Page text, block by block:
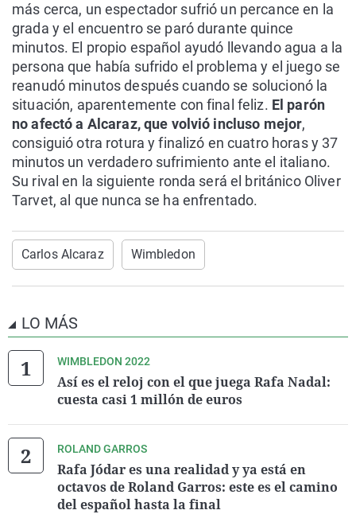
más cerca, un espectador sufrió un percance en la
grada y el encuentro se paró durante quince
minutos. El propio español ayudó llevando agua a la
persona que había sufrido el problema y el juego se
reanudó minutos después cuando se solucionó la
situación, aparentemente con final feliz. El parón
no afectó a Alcaraz, que volvió incluso mejor,
consiguió otra rotura y finalizó en cuatro horas y 37
minutos un verdadero sufrimiento ante el italiano.
Su rival en la siguiente ronda será el británico Oliver
Tarvet, al que nunca se ha enfrentado.
Carlos Alcaraz Wimbledon
LO MÁS
WIMBLEDON 2022
Así es el reloj con el que juega Rafa Nadal:
cuesta casi 1 millón de euros
ROLAND GARROS
Rafa Jódar es una realidad y ya está en
octavos de Roland Garros: este es el camino
del español hasta la final